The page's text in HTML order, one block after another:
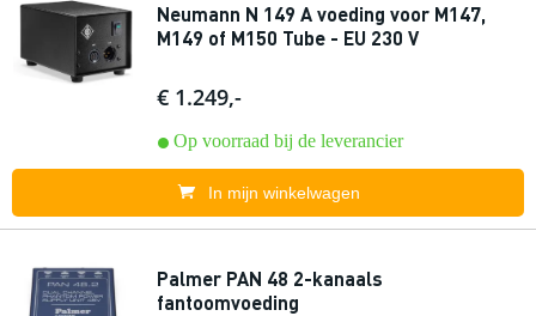
Neumann N 149 A voeding voor M147,
M149 of M150 Tube - EU 230 V
€ 1.249,-
Op voorraad bij de leverancier
In mijn winkelwagen
Palmer PAN 48 2-kanaals
fantoomvoeding